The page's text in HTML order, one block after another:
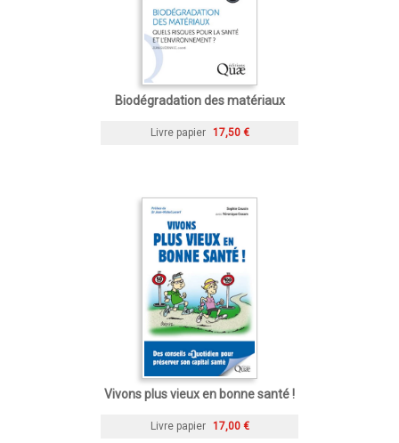
Biodégradation des matériaux
Livre papier 17,50 €
Vivons plus vieux en bonne santé !
Livre papier 17,00 €